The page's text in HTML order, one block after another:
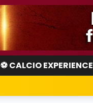
⚽ CALCIO EXPERIENCE